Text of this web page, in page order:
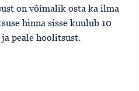
on võimalik osta ka ilma
hinna sisse kuulub 10
peale hoolitsust.